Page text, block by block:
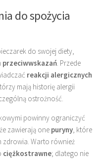
do spożycia
do swojej diety,
przeciwwskazań. Przede
reakcji alergicznych
mają historię alergii
ostrożność.
powinny ograniczyć
zawierają one puryny, które
zdrowia. Warto również
ciężkostrawne; dlatego nie